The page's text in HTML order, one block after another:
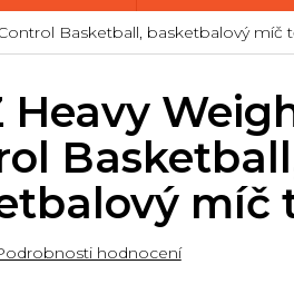
Basketball, basketbalový míč
Heavy
míč
hodnocení